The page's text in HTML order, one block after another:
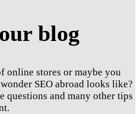
blog
online stores or maybe you
SEO abroad looks like?
questions and many other tips